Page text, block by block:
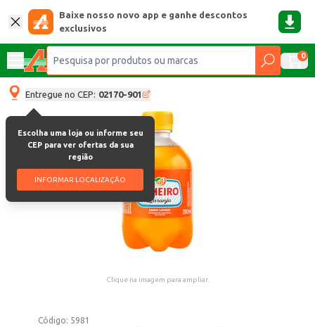
Baixe nosso novo app e ganhe descontos
exclusivos
0
Entregue no CEP: 02170-901
Escolha uma loja ou informe seu
CEP para ver ofertas da sua
região
INFORMAR LOCALIZAÇÃO
Clique na imagem para ampliar.
Código: 5981